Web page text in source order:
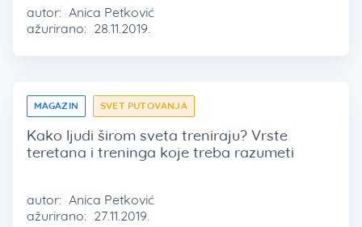
autor: Anica Petković
ažurirano: 28.11.2019.
MAGAZIN SVET PUTOVANJA
Kako ljudi širom sveta treniraju? Vrste
teretana i treninga koje treba razumeti
autor: Anica Petković
ažurirano: 27.11.2019.